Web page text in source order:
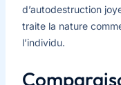
d’autodestruction
traite la nature
l’individu.